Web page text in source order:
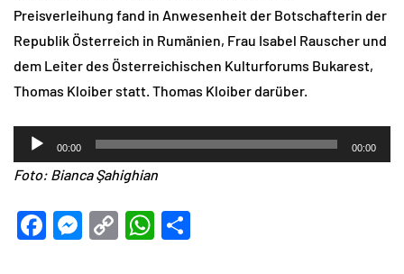
Preisverleihung fand in Anwesenheit der Botschafterin der
Republik Österreich in Rumänien, Frau Isabel Rauscher und
dem Leiter des Österreichischen Kulturforums Bukarest,
Thomas Kloiber statt. Thomas Kloiber darüber.
Audio-
Player
00:00 00:00
Foto: Bianca Şahighian
Facebook
Messenger
CopyWhatsApp